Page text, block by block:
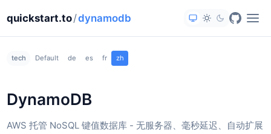
quickstart.to/dynamodb
tech Default de es fr zh
DynamoDB
AWS 托管 NoSQL 键值数据库 - 无服务器、毫秒延迟、自动扩展